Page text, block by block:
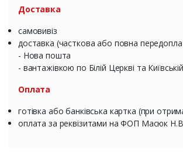
Доставка
самовивіз
доставка (часткова або повна
- Нова пошта
- вантажівкою по Білій Церкві та
Оплата
готівка або банківська картка (при
оплата за реквізитами на ФОП Масюк